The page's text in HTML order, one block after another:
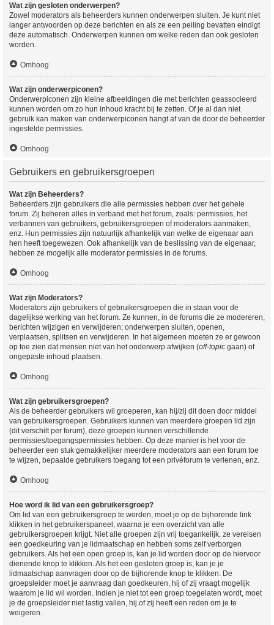
Wat zijn gesloten onderwerpen?
Zowel moderators als beheerders kunnen onderwerpen sluiten. Je kunt niet
langer antwoorden op deze berichten en als ze een peiling bevatten eindigt
deze automatisch. Onderwerpen kunnen om welke reden dan ook gesloten
worden.
Omhoog
Wat zijn onderwerpiconen?
Onderwerpiconen zijn kleine afbeeldingen die met berichten geassocieerd
kunnen worden om zo hun inhoud kracht bij te zetten. Of je al dan niet
gebruik kan maken van onderwerpiconen hangt af van de door de beheerder
ingestelde permissies.
Omhoog
Gebruikers en gebruikersgroepen
Wat zijn Beheerders?
Beheerders zijn gebruikers die alle permissies hebben over het gehele
forum. Zij beheren alles in verband met het forum, zoals: permissies, het
verbannen van gebruikers, gebruikersgroepen of moderators aanmaken,
enz. Hun permissies zijn natuurlijk afhankelijk van welke de eigenaar aan
hen heeft toegewezen. Ook afhankelijk van de beslissing van de eigenaar,
hebben ze mogelijk alle moderator permissies in de forums.
Omhoog
Wat zijn Moderators?
Moderators zijn gebruikers of gebruikersgroepen die in staan voor de
dagelijkse werking van het forum. Ze kunnen, in de forums die ze modereren,
berichten wijzigen en verwijderen; onderwerpen sluiten, openen,
verplaatsen, splitsen en verwijderen. In het algemeen moeten ze er gewoon
op toe zien dat mensen niet van het onderwerp afwijken (off-topic gaan) of
ongepaste inhoud plaatsen.
Omhoog
Wat zijn gebruikersgroepen?
Als de beheerder gebruikers wil groeperen, kan hij/zij dit doen door middel
van gebruikersgroepen. Gebruikers kunnen van meerdere groepen lid zijn
(dit verschilt per forum), deze groepen kunnen verschillende
permissies/toegangspermissies hebben. Op deze manier is het voor de
beheerder een stuk gemakkelijker meerdere moderators aan een forum toe
te wijzen, bepaalde gebruikers toegang tot een privéforum te verlenen, enz.
Omhoog
Hoe word ik lid van een gebruikersgroep?
Om lid van een gebruikersgroep te worden, moet je op de bijhorende link
klikken in het gebruikerspaneel, waarna je een overzicht van alle
gebruikersgroepen krijgt. Niet alle groepen zijn vrij toegankelijk, ze vereisen
een goedkeuring van je lidmaatschap en hebben soms zelf verborgen
gebruikers. Als het een open groep is, kan je lid worden door op de hiervoor
dienende knop te klikken. Als het een gesloten groep is, kan je je
lidmaatschap aanvragen door op de bijhorende knop te klikken. De
groepsleider moet je aanvraag dan goedkeuren, hij of zij vraagt mogelijk
waarom je lid wil worden. Indien je niet tot een groep toegelaten wordt, moet
je de groepsleider niet lastig vallen, hij of zij heeft een reden om je te
weigeren.